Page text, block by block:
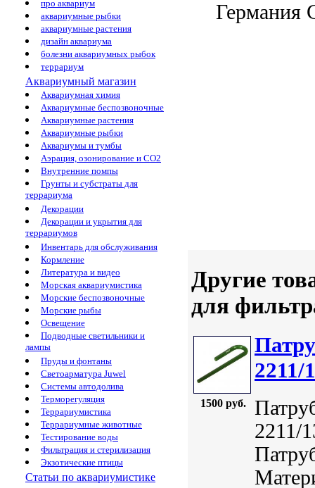
про аквариум
аквариумные рыбки
аквариумные растения
дизайн аквариума
болезни аквариумных рыбок
террариум
Аквариумный магазин
Аквариумная химия
Аквариумные беспозвоночные
Аквариумные растения
Аквариумные рыбки
Аквариумы и тумбы
Аэрация, озонирование и CO2
Внутренние помпы
Грунты и субстраты для
террариума
Декорации
Декорации и укрытия для
террариумов
Инвентарь для обслуживания
Кормление
Литература и видео
Морская аквариумистика
Морские беспозвоночные
Морские рыбы
Освещение
Подводные светильники и
лампы
Пруды и фонтаны
Светоарматура Juwel
Системы автодолива
Терморегуляция
Террариумистика
Террариумные животные
Тестирование воды
Фильтрация и стерилизация
Экзотические птицы
Статьи по аквариумистике
Германия
Другие
для
1500 руб.
2211/
2211/